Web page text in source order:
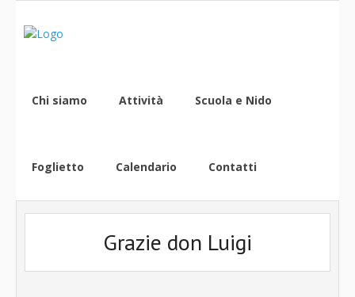
Chi siamo Attività Scuola e Nido
Foglietto Calendario Contatti
Grazie don Luigi